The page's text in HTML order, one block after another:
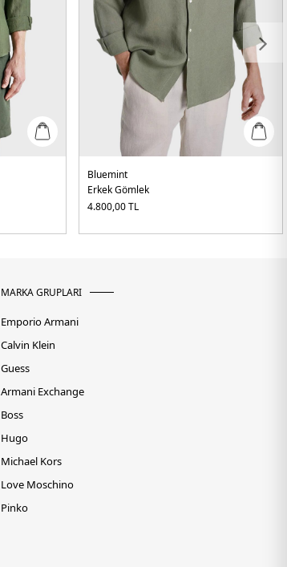
Bluemint
Erkek Gömlek
4.800,00TL
MARKA GRUPLARI
Emporio Armani
Calvin Klein
Guess
Armani Exchange
Boss
Hugo
Michael Kors
Love Moschino
Pinko